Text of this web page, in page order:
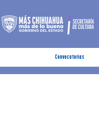
Convocatorias